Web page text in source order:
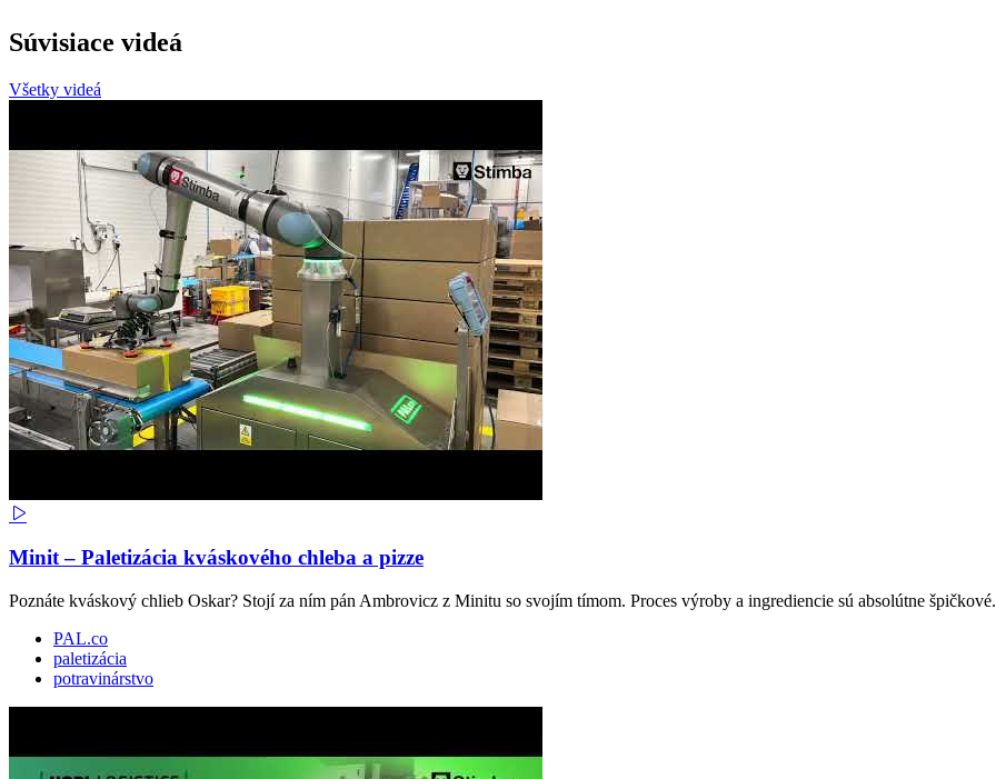
Súvisiace videá
Všetky videá
Minit – Paletizácia kváskového chleba a pizze
Poznáte kváskový chlieb Oskar? Stojí za ním pán Ambrovicz z Minitu so svojím tímom. Proces výroby a ingrediencie sú absolútne
PAL.co
paletizácia
potravinárstvo